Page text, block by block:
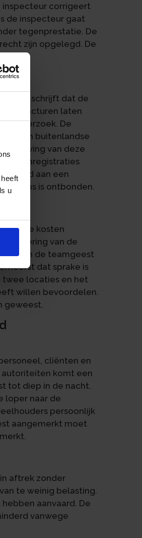
u
inspecteur corrigeert
de inspecteur gaat
tegenprestatie. De
zijn opgelegd. De
schrijft dat de
zijn, facturen laten
De
een buitenlandse
van deze
urenregistraties
aan een
is ontbonden.
kosten
van de
om de teamgeest
dat sprake is
twee locaties en het
willen bevoordelen.
geweest.
cliënten en
autoriteiten komt een
tot diep in de nacht.
loper naar de
persoonlijk
aangemerkt moet
aftrek zonder
te weinig belasting.
aanvaard. De
vanwege